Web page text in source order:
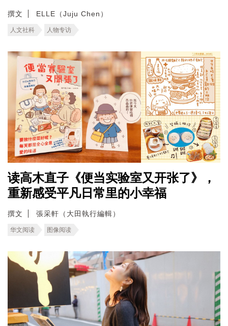
撰文 ELLE（Juju Chen）
人文社科 人物专访
读高木直子《便当实验室又开张了》，
重新感受平凡日常里的小幸福
撰文 張采軒（大田執行編輯）
华文阅读 图像阅读